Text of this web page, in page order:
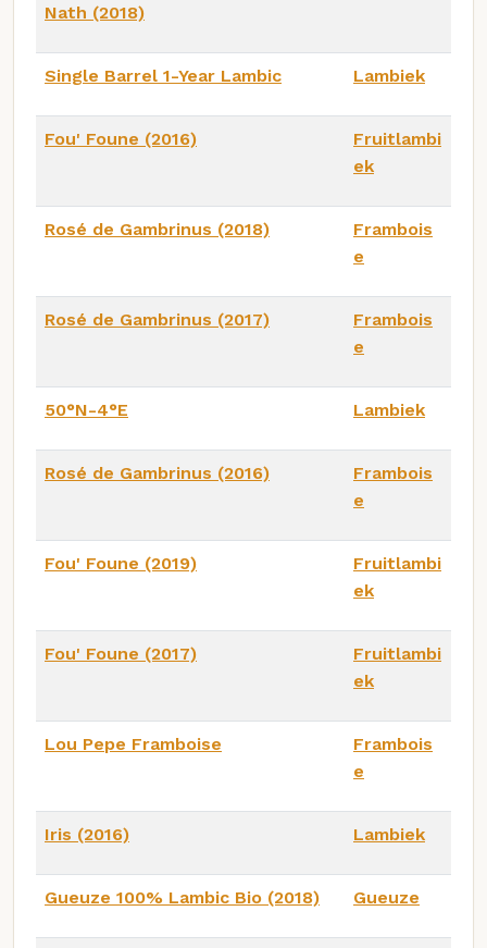
Nath (2018)
Single Barrel 1-Year Lambic Lambiek
Fou' Foune (2016)
Fruitlambi
ek
Rosé de Gambrinus (2018)
Frambois
e
Rosé de Gambrinus (2017)
Frambois
e
50°N-4°E Lambiek
Rosé de Gambrinus (2016)
Frambois
e
Fou' Foune (2019)
Fruitlambi
ek
Fou' Foune (2017)
Fruitlambi
ek
Lou Pepe Framboise
Frambois
e
Iris (2016) Lambiek
Gueuze 100% Lambic Bio (2018) Gueuze